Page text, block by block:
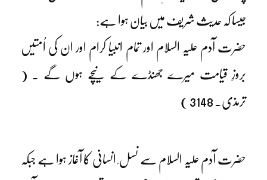
جیسا کہ حدیث شریف میں بیان ہوا ہے:
حضرت آدم علیہ السلام اور تمام انبیا کرام اور ان کی اُمتیں
بروزِ قیامت میرے جھنڈے کے نیچے ہوں گے ۔ (
ترمذی۔ 3148 )
حضرت آدم علیہ السلام سے نسل ِ انسانی کا آغاز ہوا ہے جبکہ